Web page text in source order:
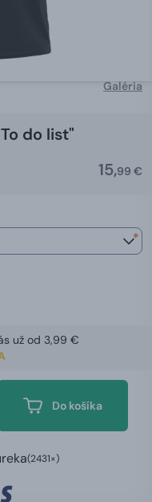
Galéria
do list"
15,99 €
*
už od 3,99 €
Do košíka
(2431×)